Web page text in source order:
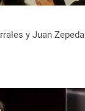
y Juan